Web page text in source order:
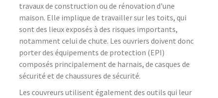
travaux de construction ou de rénovation d'une
maison. Elle implique de travailler sur les toits, qui
sont des lieux exposés à des risques importants,
notamment celui de chute. Les ouvriers doivent donc
porter des équipements de protection (EPI)
composés principalement de harnais, de casques de
sécurité et de chaussures de sécurité.
Les couvreurs utilisent également des outils qui leur